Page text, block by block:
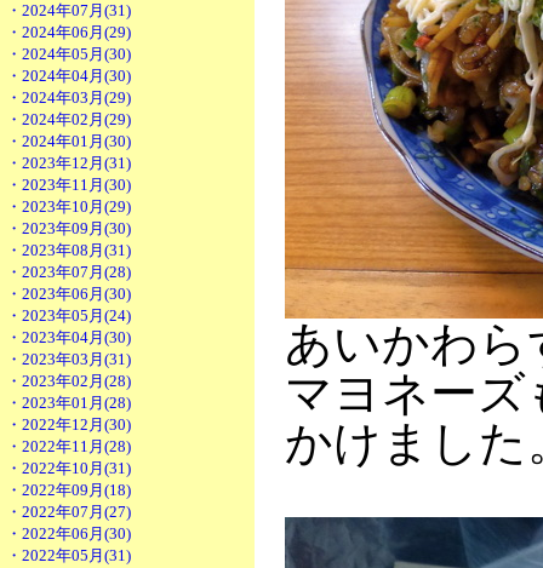
・2024年07月(31)
・2024年06月(29)
・2024年05月(30)
・2024年04月(30)
・2024年03月(29)
・2024年02月(29)
・2024年01月(30)
・2023年12月(31)
・2023年11月(30)
・2023年10月(29)
・2023年09月(30)
・2023年08月(31)
・2023年07月(28)
・2023年06月(30)
・2023年05月(24)
・2023年04月(30)
・2023年03月(31)
・2023年02月(28)
・2023年01月(28)
・2022年12月(30)
・2022年11月(28)
・2022年10月(31)
・2022年09月(18)
・2022年07月(27)
・2022年06月(30)
・2022年05月(31)
あいかわ
マヨネーズ
かけました